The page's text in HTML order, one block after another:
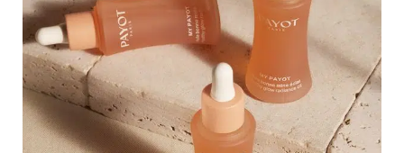
Éclat
Payot